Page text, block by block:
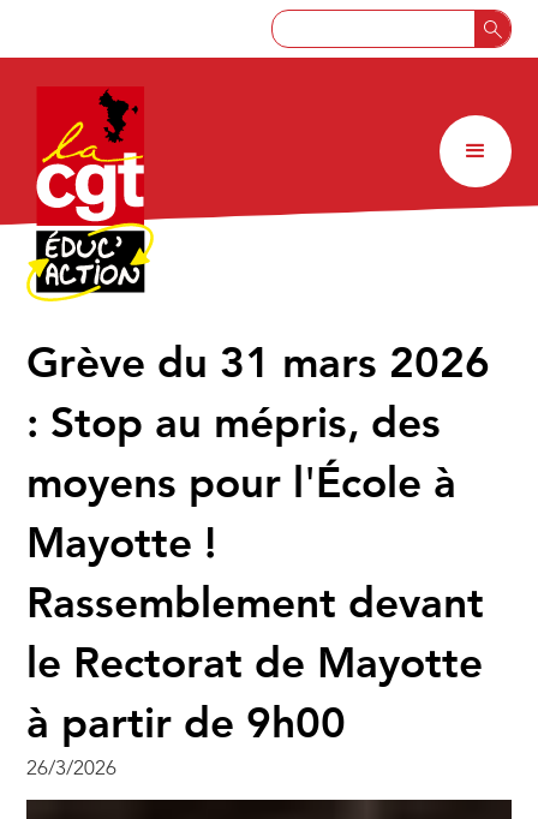
Grève du 31 mars 2026
: Stop au mépris, des
moyens pour l'École à
Mayotte !
Rassemblement devant
le Rectorat de Mayotte
à partir de 9h00
26/3/2026